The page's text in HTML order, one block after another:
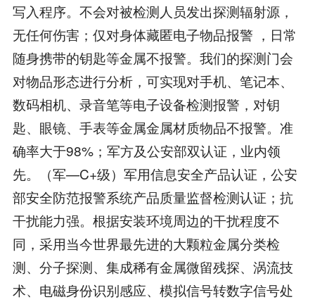
写入程序。不会对被检测人员发出探测辐射源，
无任何伤害；仅对身体藏匿电子物品报警 ，日常
随身携带的钥匙等金属不报警。我们的探测门会
对物品形态进行分析，可实现对手机、笔记本、
数码相机、录音笔等电子设备检测报警，对钥
匙、眼镜、手表等金属金属材质物品不报警。准
确率大于98%；军方及公安部双认证，业内领
先。（军—C+级）军用信息安全产品认证，公安
部安全防范报警系统产品质量监督检测认证；抗
干扰能力强。根据安装环境周边的干扰程度不
同，采用当今世界最先进的大颗粒金属分类检
测、分子探测、集成稀有金属微留残探、涡流技
术、电磁身份识别感应、模拟信号转数字信号处